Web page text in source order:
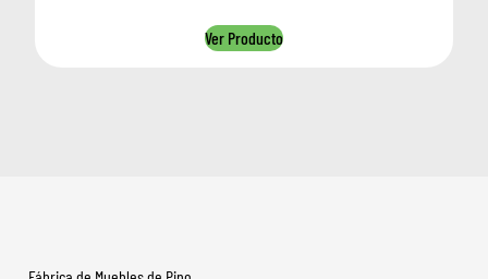
Ver Producto